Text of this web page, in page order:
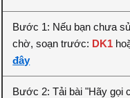
Bước 1: Nếu bạn chưa
chờ, soạn trước: DK1
đây
Bước 2: Tải bài "Hãy gọi